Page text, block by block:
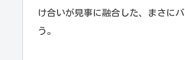
け合いが見事に融合した、まさに
う。